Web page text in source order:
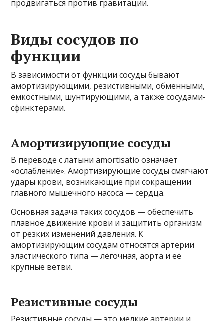
продвигаться против гравитации.
Виды сосудов по
функции
В зависимости от функции сосуды бывают
амортизирующими, резистивными, обменными,
ёмкостными, шунтирующими, а также сосудами-
сфинктерами.
Амортизирующие сосуды
В переводе с латыни amortisatio означает
«ослабление». Амортизирующие сосуды смягчают
удары крови, возникающие при сокращении
главного мышечного насоса — сердца.
Основная задача таких сосудов — обеспечить
плавное движение крови и защитить организм
от резких изменений давления. К
амортизирующим сосудам относятся артерии
эластического типа — лёгочная, аорта и её
крупные ветви.
Резистивные сосуды